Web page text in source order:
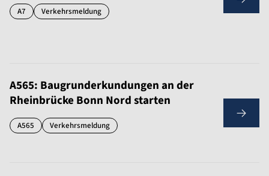
A7 Verkehrsmeldung
A565: Baugrunderkundungen an der
Rheinbrücke Bonn Nord starten
A565 Verkehrsmeldung